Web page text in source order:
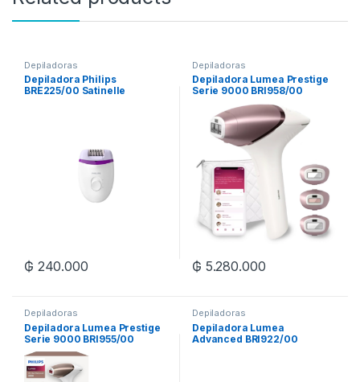
Depiladoras
Depiladora Philips
BRE225/00 Satinelle
velocidades.
₲ 240.000
Depiladoras
Depiladora Lumea Prestige
Serie 9000 BRI958/00
₲ 5.280.000
Depiladoras
Depiladora Lumea Prestige
Serie 9000 BRI955/00
Depiladoras
Depiladora Lumea
Advanced BRI922/00